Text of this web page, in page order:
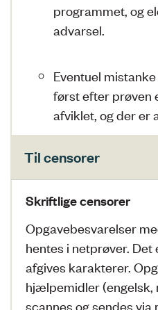
programmet, og
advarsel.
Eventuel
først efter prøven
afviklet, og der er
Til censorer
Skriftlige censorer
Opgavebesvarelser
hentes i netprøver. Det
afgives karakterer.
hjælpemidler (engelsk,
scannes og sendes